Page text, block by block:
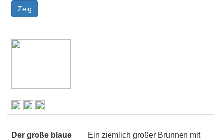
Der große blaue
Ein ziemlich großer Brunnen mit